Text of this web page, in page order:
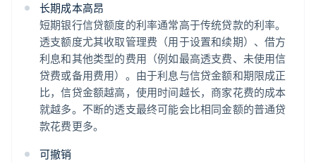
长期成本高昂
短期银行信贷额度的利率通常高于传统贷款的利率。
透支额度尤其收取管理费（用于设置和续期）、借方
利息和其他类型的费用（例如最高透支费、未使用信
贷费或备用费用）。由于利息与信贷金额和期限成正
比，信贷金额越高，使用时间越长，商家花费的成本
就越多。不断的透支最终可能会比相同金额的普通贷
款花费更多。
可撤销